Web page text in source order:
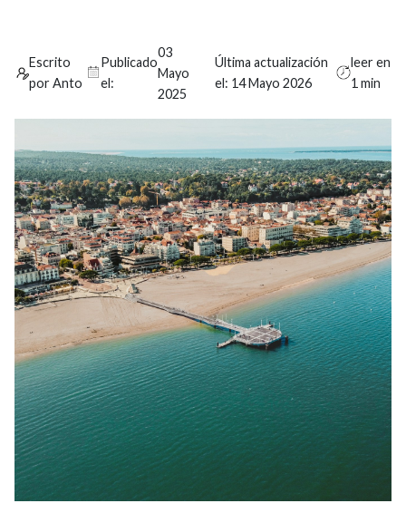
Escrito
por Anto
Publicado
el:
03
Mayo
2025
Última actualización
el: 14 Mayo 2026
leer en
1 min